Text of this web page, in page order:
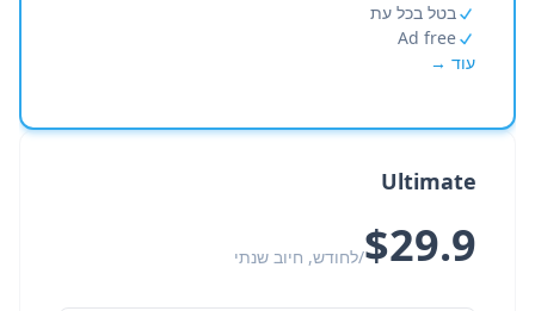
בטל בכל עת
Ad free
עוד →
Ultimate
$29.9/לחודש, חיוב שנתי